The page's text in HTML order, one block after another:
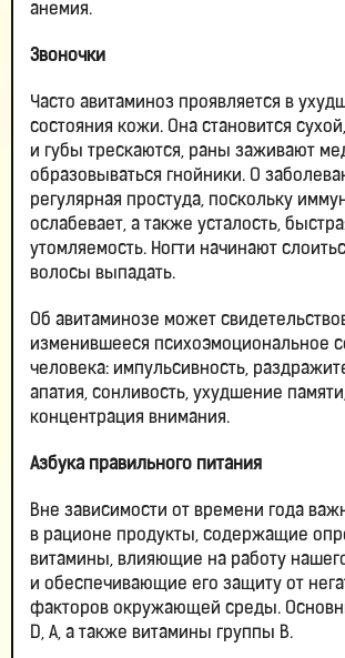
анемия.
Звоночки
Часто авитаминоз проявляется в
состояния кожи. Она становится
и губы трескаются, раны заживают
образовываться гнойники. О
регулярная простуда, поскольку
ослабевает, а также усталость,
утомляемость. Ногти начинают
волосы выпадать.
Об авитаминозе может
изменившееся психоэмоциональное
человека: импульсивность,
апатия, сонливость, ухудшение
концентрация внимания.
Азбука правильного питания
Вне зависимости от времени года
в рационе продукты, содержащие
витамины, влияющие на работу
и обеспечивающие его защиту от
факторов окружающей среды.
D, A, а также витамины группы В.